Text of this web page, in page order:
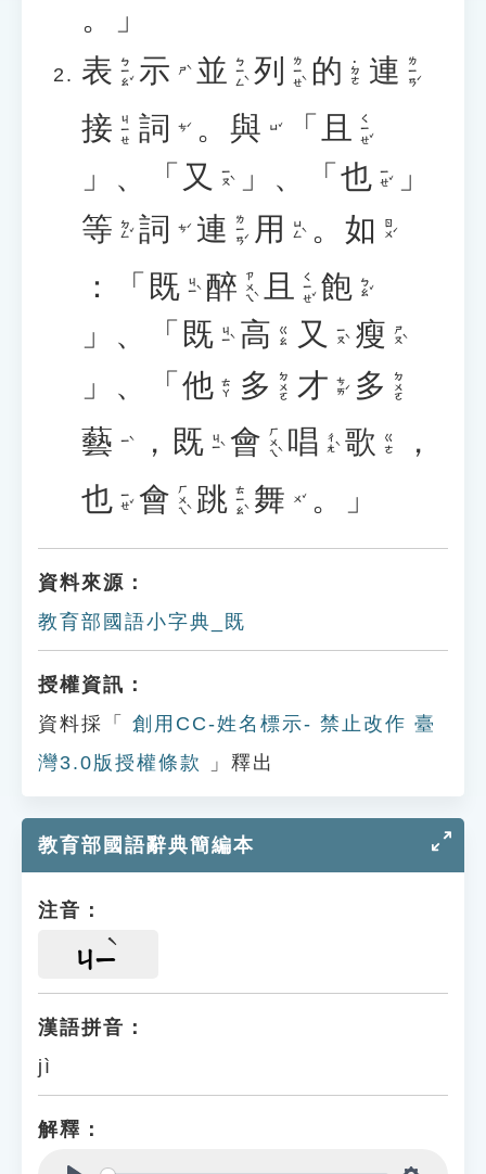
。」
表 ㄅㄧㄠˇ 示 ㄕˋ 並 ㄅㄧㄥˋ 列 ㄌㄧㄝˋ 的 ˙ㄉㄜ 連 ㄌㄧㄢˊ
接 ㄐㄧㄝ 詞 ㄘˊ 。 與 ㄩˇ 「 且 ㄑㄧㄝˇ
」、「 又 ㄧㄡˋ 」、「 也 ㄧㄝˇ
」
等 ㄉㄥˇ 詞 ㄘˊ 連 ㄌㄧㄢˊ 用 ㄩㄥˋ 。 如 ㄖㄨˊ
：「 既 ㄐㄧˋ 醉 ㄗㄨㄟˋ 且 ㄑㄧㄝˇ 飽 ㄅㄠˇ
」、「 既 ㄐㄧˋ 高 ㄍㄠ 又 ㄧㄡˋ 瘦 ㄕㄡˋ
」、「 他 ㄊㄚ 多 ㄉㄨㄛ 才 ㄘㄞˊ 多 ㄉㄨㄛ
藝 ㄧˋ ， 既 ㄐㄧˋ 會 ㄏㄨㄟˋ 唱 ㄔㄤˋ 歌 ㄍㄜ
，
也 ㄧㄝˇ 會 ㄏㄨㄟˋ 跳 ㄊㄧㄠˋ 舞 ㄨˇ 。」
資料來源：
教育部國語小字典_既
授權資訊：
資料採「
創用CC-姓名標示- 禁止改作 臺
灣3.0版授權條款
」釋出
教育部國語辭典簡編本
注音：
ㄐㄧ
漢語拼音：
jì
解釋：